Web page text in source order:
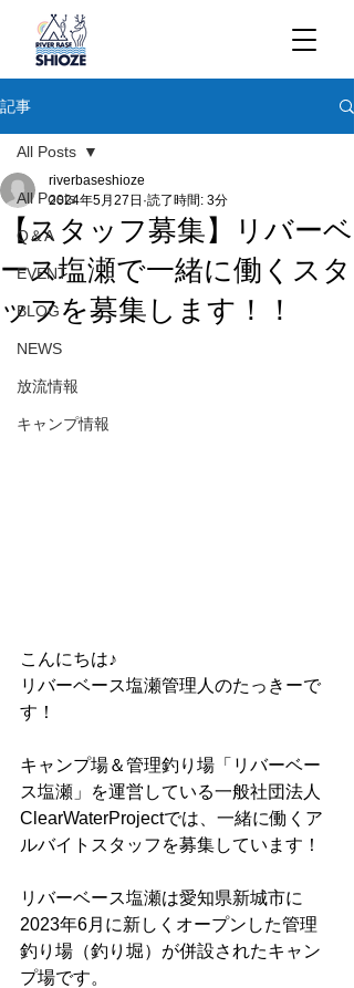
記事
All Posts
Q＆A
EVENT
BLOG
NEWS
放流情報
キャンプ情報
All Posts
【スタッフ募集】リバーベ
ース塩瀬で一緒に働くスタ
ッフを募集します！！
riverbaseshioze
2024年5月27日 読了時間: 3分
こんにちは♪
リバーベース塩瀬管理人のたっきーで
す！
キャンプ場＆管理釣り場「リバーベー
ス塩瀬」を運営している一般社団法人
ClearWaterProjectでは、一緒に働くア
ルバイトスタッフを募集しています！
リバーベース塩瀬は愛知県新城市に
2023年6月に新しくオープンした管理
釣り場（釣り堀）が併設されたキャン
プ場です。